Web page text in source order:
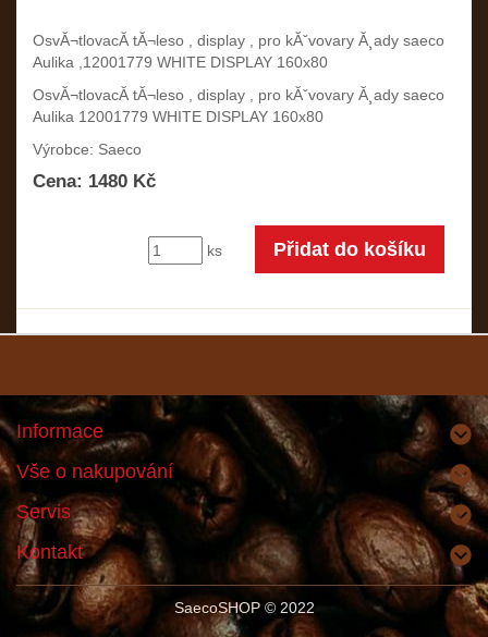
OsvĂ¬tlovacĂ­ tĂ¬leso , display , pro kĂˇvovary Ă¸ady saeco
Aulika ,12001779 WHITE DISPLAY 160x80
OsvĂ¬tlovacĂ­ tĂ¬leso , display , pro kĂˇvovary Ă¸ady saeco
Aulika 12001779 WHITE DISPLAY 160x80
Výrobce: Saeco
Cena: 1480 Kč
ks
Informace
Vše o nakupování
Servis
Kontakt
SaecoSHOP© 2022